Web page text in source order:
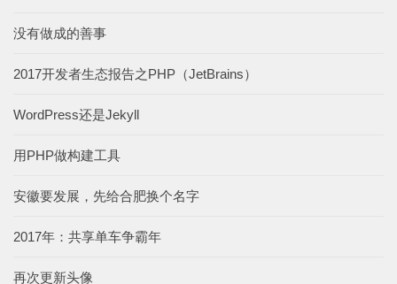
没有做成的善事
2017开发者生态报告之PHP（JetBrains）
WordPress还是Jekyll
用PHP做构建工具
安徽要发展，先给合肥换个名字
2017年：共享单车争霸年
再次更新头像